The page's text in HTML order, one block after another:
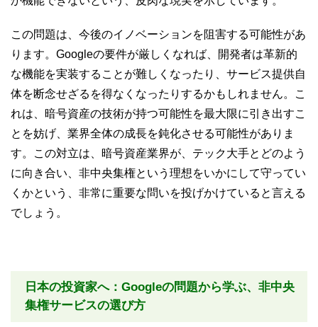
この問題は、今後のイノベーションを阻害する可能性があ
ります。Googleの要件が厳しくなれば、開発者は革新的
な機能を実装することが難しくなったり、サービス提供自
体を断念せざるを得なくなったりするかもしれません。こ
れは、暗号資産の技術が持つ可能性を最大限に引き出すこ
とを妨げ、業界全体の成長を鈍化させる可能性がありま
す。この対立は、暗号資産業界が、テック大手とどのよう
に向き合い、非中央集権という理想をいかにして守ってい
くかという、非常に重要な問いを投げかけていると言える
でしょう。
日本の投資家へ：Googleの問題から学ぶ、非中央
集権サービスの選び方